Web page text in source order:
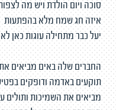
סוכה ויום הולדת ויש מה
איזה חג שמח מלא בהפתעות
יעל כבר מתחילה עוגות כאן
החברים שלה באים מביאים
תוקעים באדמה ודופקים
מביאים את השמיכות ותולים